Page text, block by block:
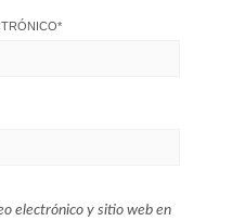
*
electrónico y sitio web en